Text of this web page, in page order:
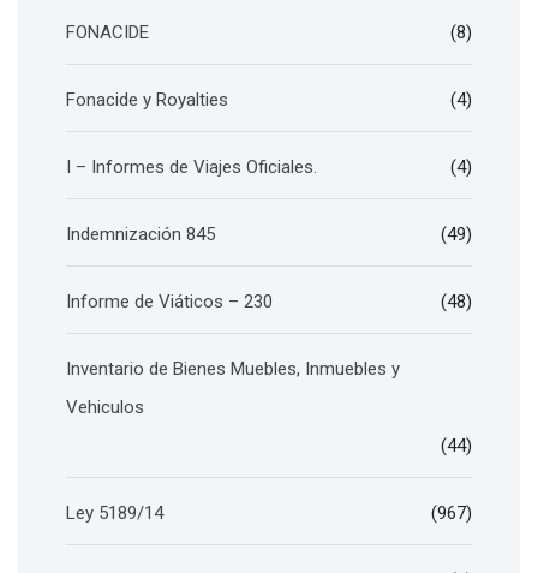
FONACIDE (8)
Fonacide y Royalties (4)
I – Informes de Viajes Oficiales. (4)
Indemnización 845 (49)
Informe de Viáticos – 230 (48)
Inventario de Bienes Muebles, Inmuebles y
Vehiculos
(44)
Ley 5189/14 (967)